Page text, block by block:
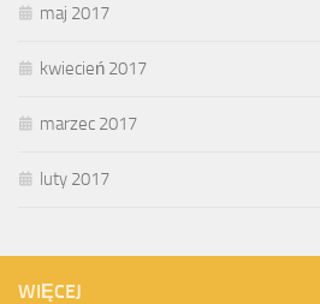
maj 2017
kwiecień 2017
marzec 2017
luty 2017
WIĘCEJ